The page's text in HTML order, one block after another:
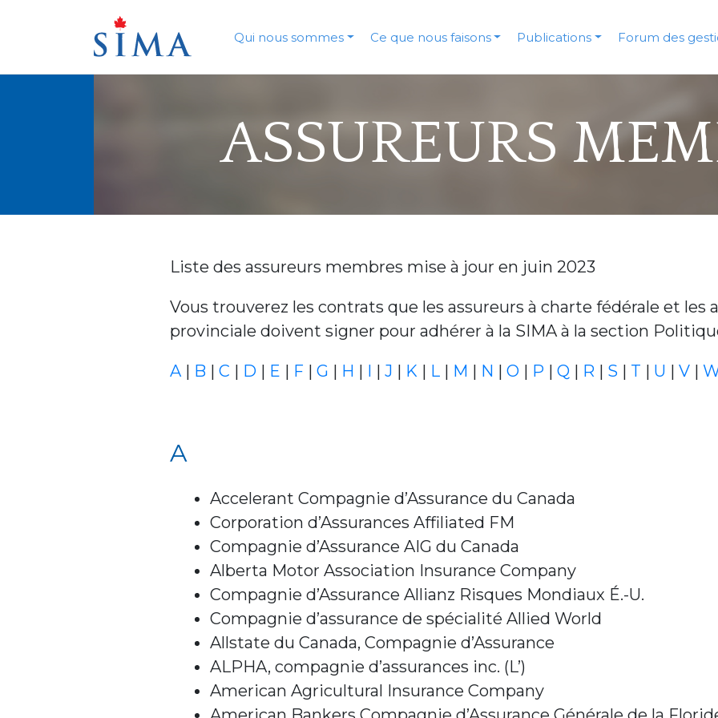
Qui nous sommes Ce que nous faisons Publications Forum des
ASSUREURS
Liste des assureurs membres mise à jour en juin 2023
Vous trouverez les contrats que les assureurs à charte fédérale et les
provinciale doivent signer pour adhérer à la SIMA à la section
A| B | C | D | E | F | G | H | I | J | K | L | M | N | O | P | Q | R | S | T | U | V |
A
Accelerant Compagnie d’Assurance du Canada
Corporation d’Assurances Affiliated FM
Compagnie d’Assurance AIG du Canada
Alberta Motor Association Insurance Company
Compagnie d’Assurance Allianz Risques Mondiaux É.-U.
Compagnie d’assurance de spécialité Allied World
Allstate du Canada, Compagnie d’Assurance
ALPHA, compagnie d’assurances inc. (L’)
American Agricultural Insurance Company